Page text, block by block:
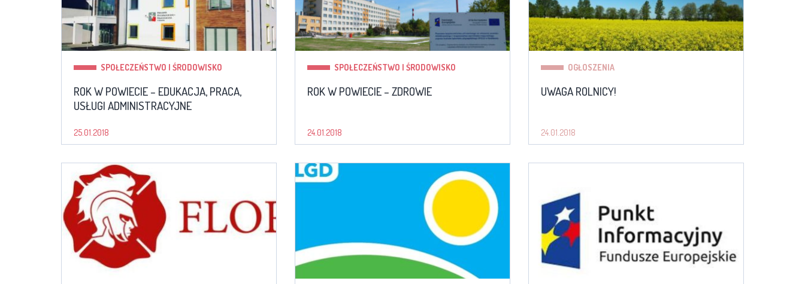
SPOŁECZEŃSTWO I ŚRODOWISKO
ROK W POWIECIE – EDUKACJA, PRACA,
USŁUGI ADMINISTRACYJNE
25.01.2018
SPOŁECZEŃSTWO I ŚRODOWISKO
ROK W POWIECIE – ZDROWIE
24.01.2018
OGŁOSZENIA
UWAGA ROLNICY!
24.01.2018